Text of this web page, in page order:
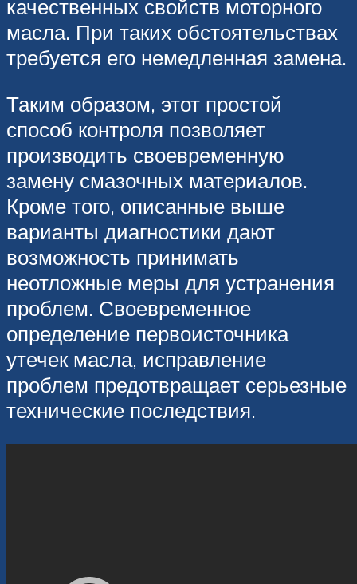
качественных свойств моторного
масла. При таких обстоятельствах
требуется его немедленная замена.
Таким образом, этот простой
способ контроля позволяет
производить своевременную
замену смазочных материалов.
Кроме того, описанные выше
варианты диагностики дают
возможность принимать
неотложные меры для устранения
проблем. Своевременное
определение первоисточника
утечек масла, исправление
проблем предотвращает серьезные
технические последствия.